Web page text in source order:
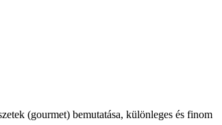
(gourmet) bemutatása, különleges és finom